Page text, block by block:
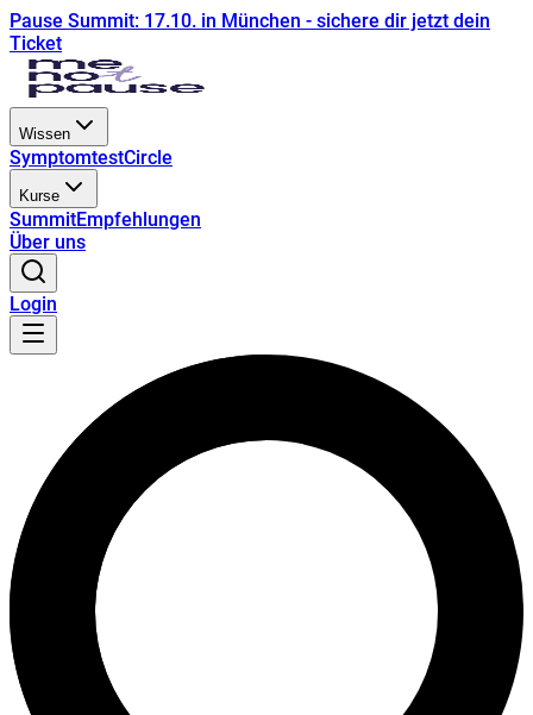
Pause Summit: 17.10. in München - sichere dir jetzt dein
Ticket
Wissen
SymptomtestCircle
Kurse
SummitEmpfehlungen
Über uns
Login